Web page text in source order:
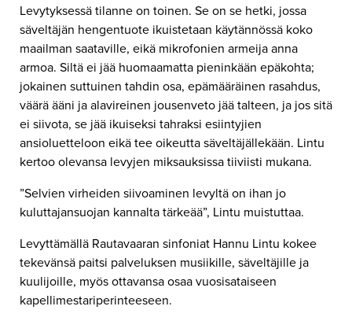
Levytyksessä tilanne on toinen. Se on se hetki, jossa
säveltäjän hengentuote ikuistetaan käytännössä koko
maailman saataville, eikä mikrofonien armeija anna
armoa. Siltä ei jää huomaamatta pieninkään epäkohta;
jokainen suttuinen tahdin osa, epämääräinen rasahdus,
väärä ääni ja alavireinen jousenveto jää talteen, ja jos sitä
ei siivota, se jää ikuiseksi tahraksi esiintyjien
ansioluetteloon eikä tee oikeutta säveltäjällekään. Lintu
kertoo olevansa levyjen miksauksissa tiiviisti mukana.
”Selvien virheiden siivoaminen levyltä on ihan jo
kuluttajansuojan kannalta tärkeää”, Lintu muistuttaa.
Levyttämällä Rautavaaran sinfoniat Hannu Lintu kokee
tekevänsä paitsi palveluksen musiikille, säveltäjille ja
kuulijoille, myös ottavansa osaa vuosisataiseen
kapellimestariperinteeseen.